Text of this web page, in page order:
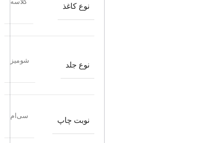
نوع کاغذ
نوع جلد
شومیز
نوبت چاپ
سی‌ام